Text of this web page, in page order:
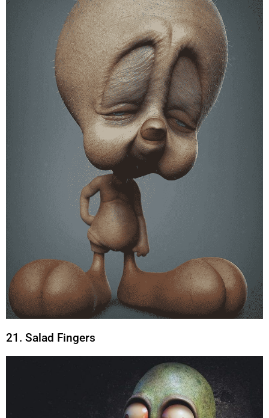
21. Salad Fingers